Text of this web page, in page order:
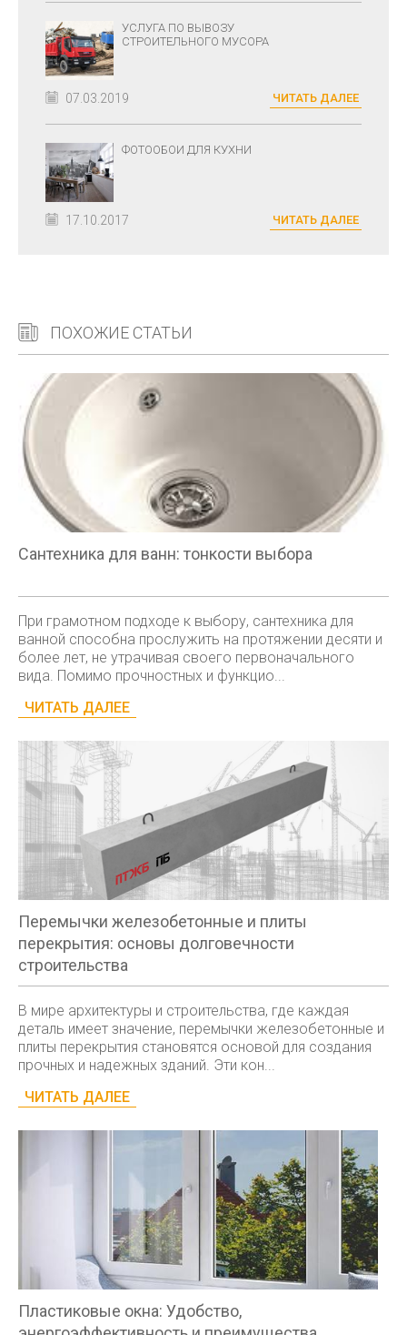
УСЛУГА ПО ВЫВОЗУ
СТРОИТЕЛЬНОГО МУСОРА
07.03.2019 ЧИТАТЬ ДАЛЕЕ
ФОТООБОИ ДЛЯ КУХНИ
17.10.2017 ЧИТАТЬ ДАЛЕЕ
ПОХОЖИЕ СТАТЬИ
Сантехника для ванн: тонкости выбора
При грамотном подходе к выбору, сантехника для
ванной способна прослужить на протяжении десяти и
более лет, не утрачивая своего первоначального
вида. Помимо прочностных и функцио...
ЧИТАТЬ ДАЛЕЕ
Перемычки железобетонные и плиты
перекрытия: основы долговечности
строительства
В мире архитектуры и строительства, где каждая
деталь имеет значение, перемычки железобетонные и
плиты перекрытия становятся основой для создания
прочных и надежных зданий. Эти кон...
ЧИТАТЬ ДАЛЕЕ
Пластиковые окна: Удобство,